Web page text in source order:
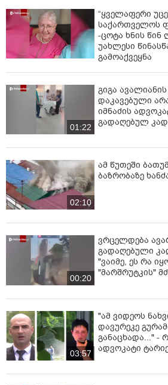
- თქვენ ბრძანებთ, რომ საქართველო
დაიბრუნებს, რომლებიც
მაგრამ ამ ტერიტორიებზე ძირითადად
ხალხი და, ასე ვთქვათ, გაუცხოებული
სახლობენ...
- ნუ გეშინიათ, გაუცხოებული
გადმოქართველდებიან, ოღონდ
მიმართულებით საჭირო. თანაც ამ
დაბრუნების შემდეგ იქ, იმ ნოყიერ
ქართველი გადასახლდება,
სრულიად ქართული სული
რეალურია, როგორც ის, რომ ახლა მე
“ყველაფერი
საქართველოს
-ცოტა ხნის
უახლესი
გამოაქვეყნა
01:22
გიგა ავალიანის
დაკავებული
იმნაძის
გადაღებულ
02:10
ამ წუთეში
ბაზრობაზე
00:20
ვრცელდება
გადაღებული
"ვაიმე, ეს რა
"მარშრუტკის"
03:57
"ამ ვიდეოს
დავურეკე
განაცხადა..." -
ადვოკატი